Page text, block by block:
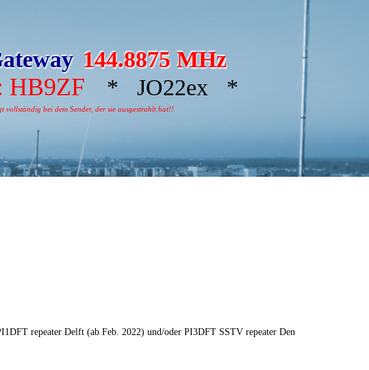
144.8875 MHz
HB9ZF * JO22ex *
bei dem Sender, der sie ausgestrahlt hat!!
repeater Delft (ab Feb. 2022) und/oder PI3DFT SSTV repeater Den